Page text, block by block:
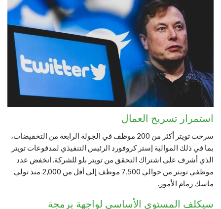
استمرار تسريح العمال
سرحت تويتر أكثر من 200 موظف في الجولة الرابعة من التخفيضات،
بما في ذلك الموالية إستر كروفورد الرئيس التنفيذي لمدفوعات تويتر
الذي أشرف على اشتراك التحقق من تويتر بلو للشركة. انخفض عدد
موظفي تويتر من حوالي 7,500 موظف إلى أقل من 2,000 منذ تولي
ماسك زمام الأمور.
سيكلف المستوى الأساسي لواجهة برمجة